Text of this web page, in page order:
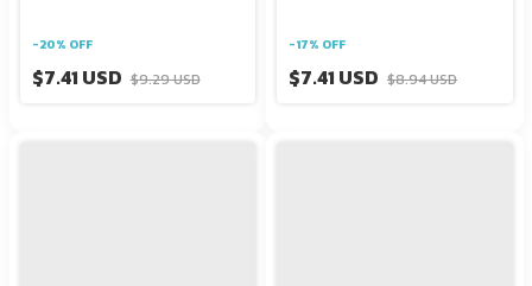
-20% OFF
$7.41 USD $9.29 USD
-17% OFF
$7.41 USD $8.94 USD